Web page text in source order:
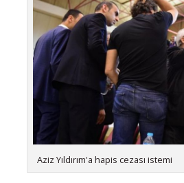
Aziz Yıldırım'a hapis cezası istemi